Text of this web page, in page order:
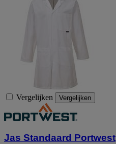
Vergelijken Vergelijken
Jas Standaard Portwest